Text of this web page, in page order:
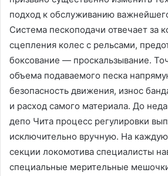
подход к обслуживанию
Система пескоподачи отвечает за
сцепления колес с рельсами,
боксование — проскальзывание.
объема подаваемого песка
безопасность движения, износ
и расход самого материала. До
депо Чита процесс регулировки
исключительно вручную. На
секции локомотива специалисты
специальные мерительные